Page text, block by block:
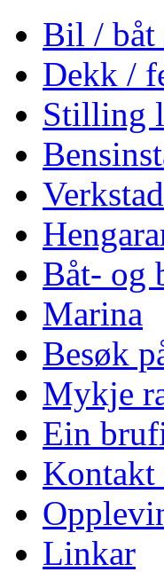
Bil /
Dekk /
Stilling
Båt- og
Marina
Besøk
Mykje
Ein
Kontakt
Linkar